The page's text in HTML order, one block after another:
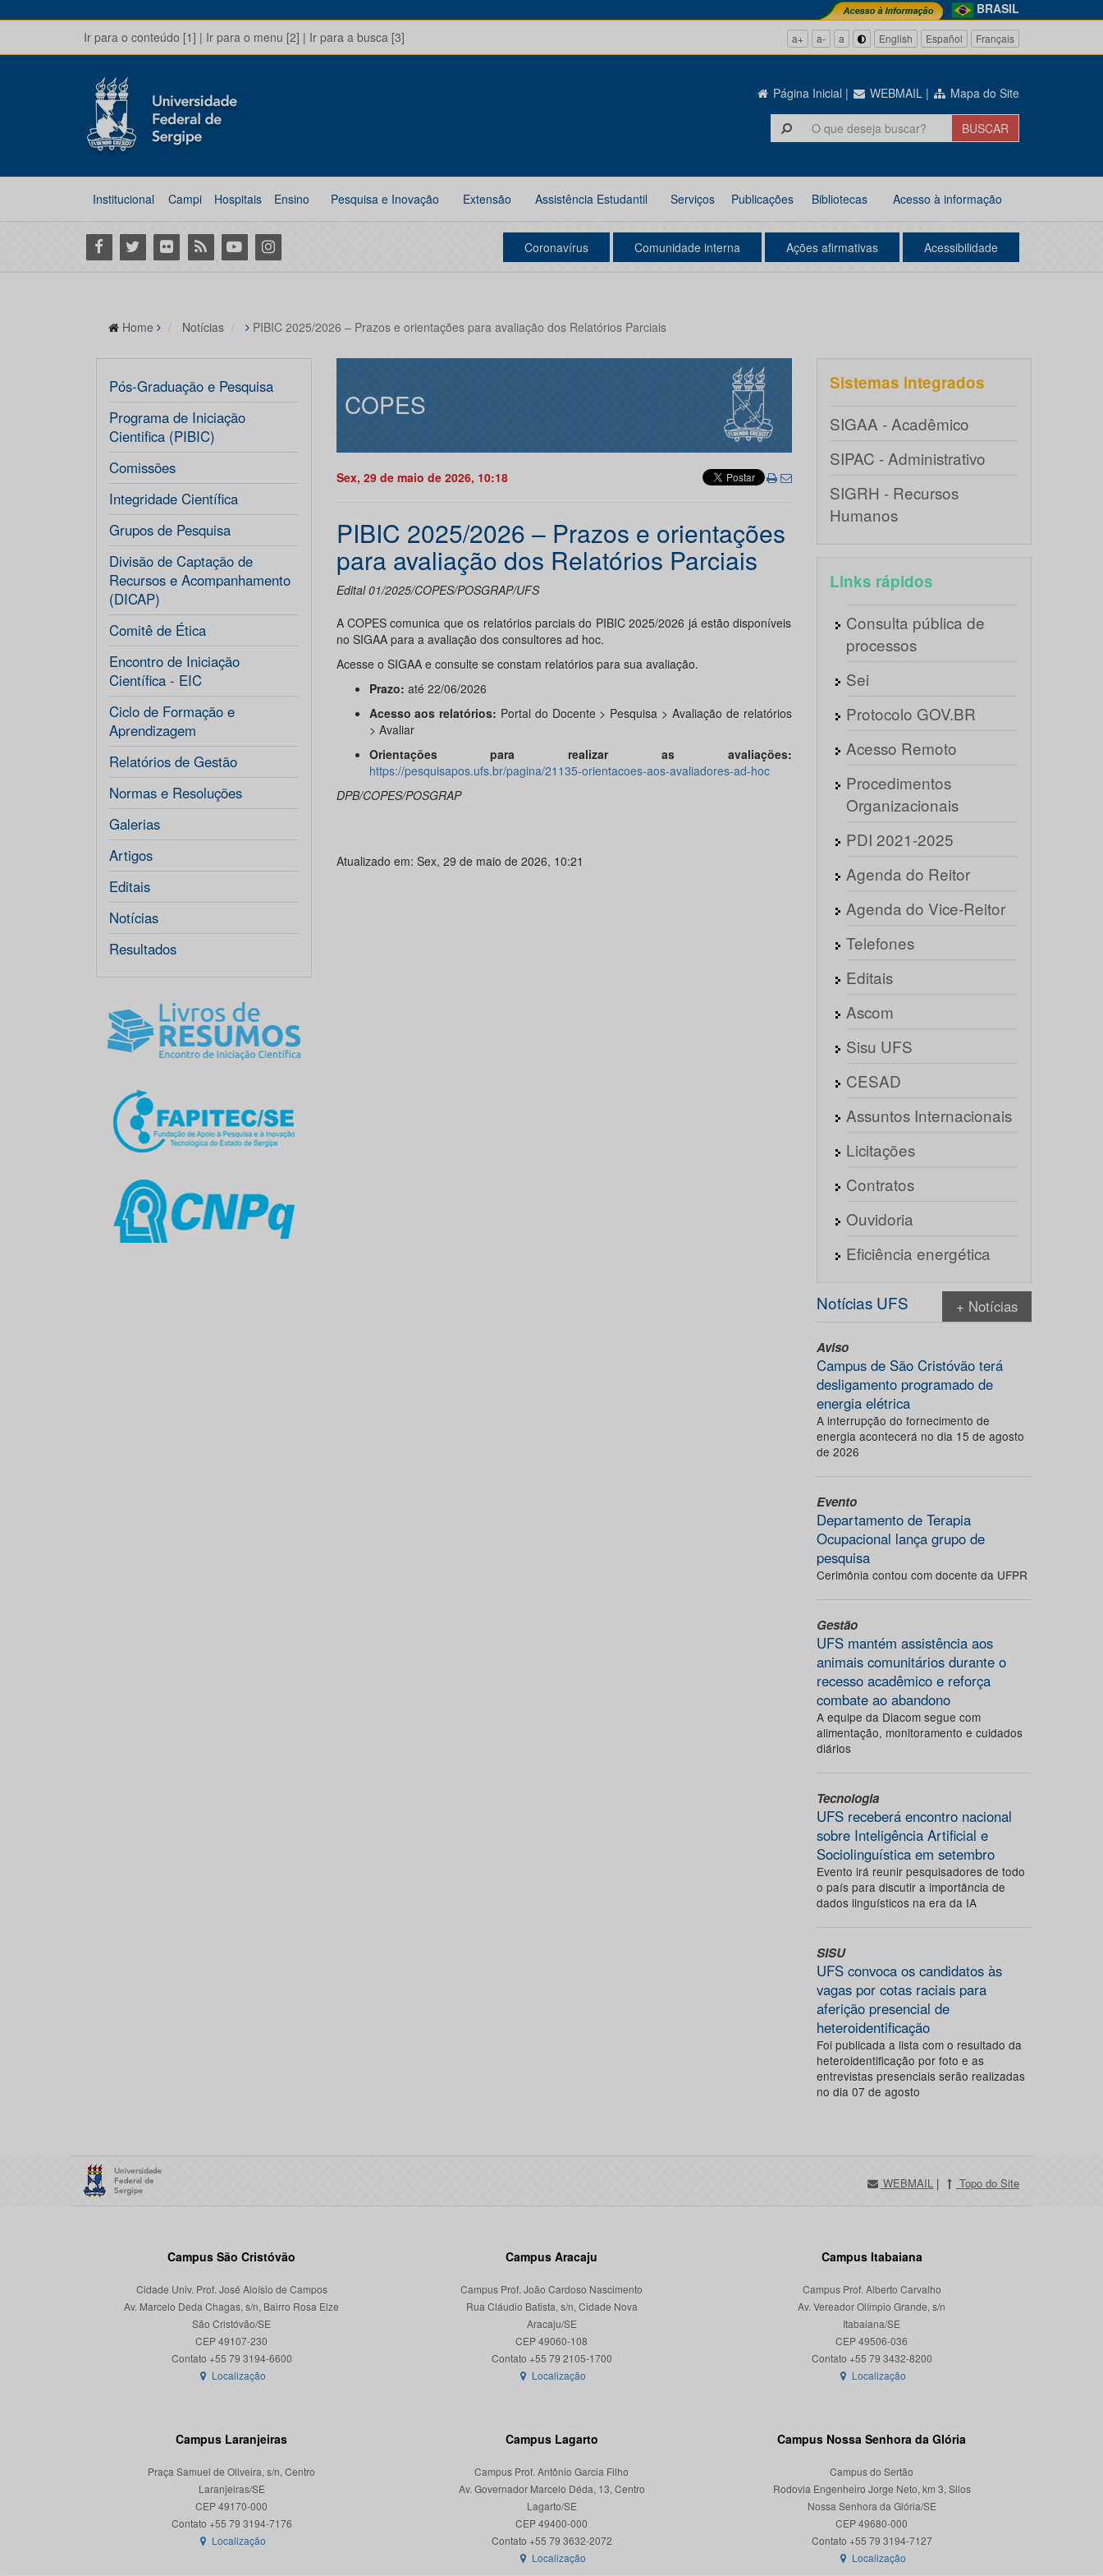
BRASIL
Ir para o conteúdo [1] | Ir para o menu [2] | Ir para a busca [3] a+ a- a English Español Français
Página Inicial | WEBMAIL | Mapa do Site
Institucional Campi Hospitais Ensino Pesquisa e Inovação Extensão Assistência Estudantil Serviços Publicações Bibliotecas Acesso à informação
Facebook
Twitter Flickr RSS YoutubeInstagram Coronavírus Comunidade interna Ações afirmativas Acessibilidade
Home Notícias PIBIC 2025/2026 – Prazos e orientações para avaliação dos Relatórios Parciais
Pós-Graduação e Pesquisa
Programa de Iniciação
Cientifica (PIBIC)
Comissões
Integridade Científica
Grupos de Pesquisa
Divisão de Captação de
Recursos e Acompanhamento
(DICAP)
Comitê de Ética
Encontro de Iniciação
Científica - EIC
Ciclo de Formação e
Aprendizagem
Relatórios de Gestão
Normas e Resoluções
Galerias
Artigos
Editais
Notícias
Resultados
COPES
Sex, 29 de maio de 2026, 10:18
PIBIC 2025/2026 – Prazos e orientações
para avaliação dos Relatórios Parciais
Edital 01/2025/COPES/POSGRAP/UFS
A COPES comunica que os relatórios parciais do PIBIC 2025/2026 já estão disponíveis
no SIGAA para a avaliação dos consultores ad hoc.
Acesse o SIGAA e consulte se constam relatórios para sua avaliação.
Prazo: até 22/06/2026
Acesso aos relatórios: Portal do Docente > Pesquisa > Avaliação de relatórios
> Avaliar
Orientações para realizar as avaliações:
https://pesquisapos.ufs.br/pagina/21135-orientacoes-aos-avaliadores-ad-hoc
DPB/COPES/POSGRAP
Atualizado em: Sex, 29 de maio de 2026, 10:21
Sistemas integrados
SIGAA - Acadêmico
SIPAC - Administrativo
SIGRH - Recursos
Humanos
Links rápidos
Consulta pública de
processos
Sei
Protocolo GOV.BR
Acesso Remoto
Procedimentos
Organizacionais
PDI 2021-2025
Agenda do Reitor
Agenda do Vice-Reitor
Telefones
Editais
Ascom
Sisu UFS
CESAD
Assuntos Internacionais
Licitações
Contratos
Ouvidoria
Eficiência energética
Notícias UFS + Notícias
Aviso
Campus de São Cristóvão terá
desligamento programado de
energia elétrica
A interrupção do fornecimento de
energia acontecerá no dia 15 de agosto
de 2026
Evento
Departamento de Terapia
Ocupacional lança grupo de
pesquisa
Cerimônia contou com docente da UFPR
Gestão
UFS mantém assistência aos
animais comunitários durante o
recesso acadêmico e reforça
combate ao abandono
A equipe da Diacom segue com
alimentação, monitoramento e cuidados
diários
Tecnologia
UFS receberá encontro nacional
sobre Inteligência Artificial e
Sociolinguística em setembro
Evento irá reunir pesquisadores de todo
o país para discutir a importância de
dados linguísticos na era da IA
SISU
UFS convoca os candidatos às
vagas por cotas raciais para
aferição presencial de
heteroidentificação
Foi publicada a lista com o resultado da
heteroidentificação por foto e as
entrevistas presenciais serão realizadas
no dia 07 de agosto
WEBMAIL | Topo do Site
Campus São Cristóvão
Cidade Univ. Prof. José Aloísio de Campos
Av. Marcelo Deda Chagas, s/n, Bairro Rosa Elze
São Cristóvão/SE
CEP 49107-230
Localização
Campus Aracaju
Campus Prof. João Cardoso Nascimento
Rua Cláudio Batista, s/n, Cidade Nova
Aracaju/SE
CEP 49060-108
Localização
Campus Itabaiana
Campus Prof. Alberto Carvalho
Av. Vereador Olímpio Grande, s/n
Itabaiana/SE
CEP 49506-036
Localização
Campus Laranjeiras
Praça Samuel de Oliveira, s/n, Centro
Laranjeiras/SE
CEP 49170-000
Localização
Campus Lagarto
Campus Prof. Antônio Garcia Filho
Av. Governador Marcelo Déda, 13, Centro
Lagarto/SE
CEP 49400-000
Localização
Campus Nossa Senhora da Glória
Campus do Sertão
Rodovia Engenheiro Jorge Neto, km 3, Silos
Nossa Senhora da Glória/SE
CEP 49680-000
Contato +55 79 3194-7127
Localização